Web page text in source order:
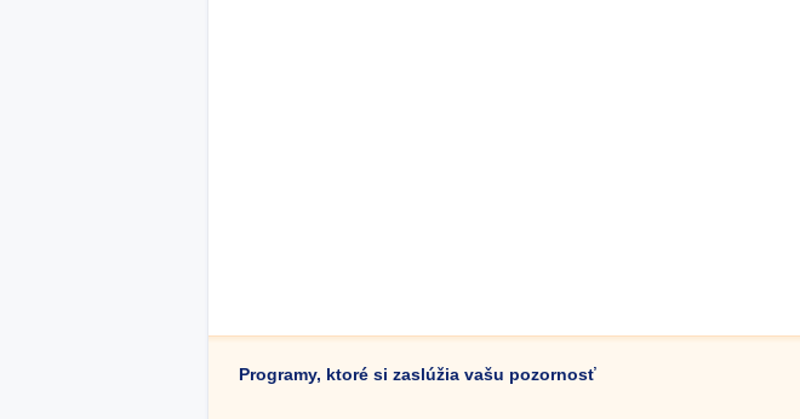
Programy, ktoré si zaslúžia vašu pozornosť